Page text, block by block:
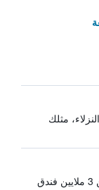
مثلك
يبحث HotelsCombined في أكثر من 3 ملايين فندق